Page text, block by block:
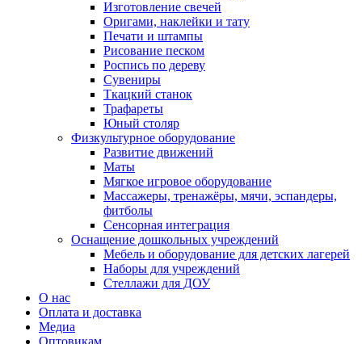
Изготовление свечей
Оригами, наклейки и тату
Печати и штампы
Рисование песком
Роспись по дереву
Сувениры
Ткацкий станок
Трафареты
Юный столяр
Физкультурное оборудование
Развитие движений
Маты
Мягкое игровое оборудование
Массажеры, тренажёры, мячи, эспандеры,
фитболы
Сенсорная интеграция
Оснащение дошкольных учреждений
Мебель и оборудование для детских лагерей
Наборы для учреждений
Стеллажи для ДОУ
О нас
Оплата и доставка
Медиа